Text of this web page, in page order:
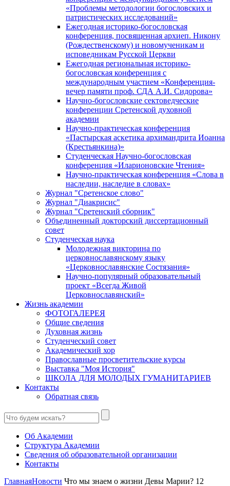
«Проблемы методологии богословских и
патристических исследований»
Ежегодная историко-богословская
конференция, посвященная архиеп. Никону
(Рождественскому) и новомученикам и
исповедникам Русской Церкви
Ежегодная региональная историко-
богословская конференция с
международным участием «Конференция-
вечер памяти проф. СДА А.И. Сидорова»
Научно-богословские сектоведческие
конференции Сретенской духовной
академии
Научно-практическая конференция
«Пастырская аскетика архимандрита Иоанна
(Крестьянкина)»
Студенческая Научно-богословская
конференция «Иларионовские Чтения»
Научно-практическая конференция «Cлова в
наследии, наследие в словах»
Журнал "Сретенское слово"
Журнал "Диакрисис"
Журнал "Сретенский сборник"
Объединенный докторский диссертационный
совет
Студенческая наука
Молодежная викторина по
церковнославянскому языку
«Церковнославянские Состязания»
Научно-популярный образовательный
проект «Всегда Живой
Церковнославянский»
Жизнь академии
ФОТОГАЛЕРЕЯ
Общие сведения
Духовная жизнь
Студенческий совет
Академический хор
Православные просветительские курсы
Выставка "Моя История"
ШКОЛА ДЛЯ МОЛОДЫХ ГУМАНИТАРИЕВ
Контакты
Обратная связь
Об Академии
Структура Академии
Сведения об образовательной организации
Контакты
ГлавнаяНовости Что мы знаем о жизни Девы Марии? 12